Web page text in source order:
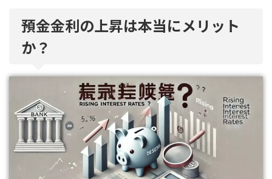
預金金利の上昇は本当にメリット
か？